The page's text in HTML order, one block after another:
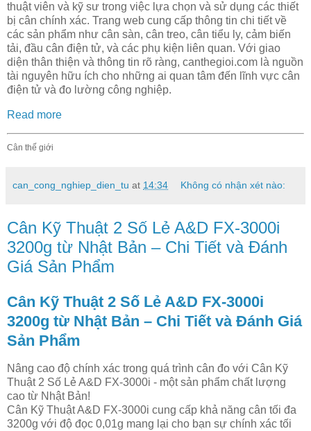
thuật viên và kỹ sư trong việc lựa chọn và sử dụng các thiết
bị cân chính xác. Trang web cung cấp thông tin chi tiết về
các sản phẩm như cân sàn, cân treo, cân tiểu ly, cảm biến
tải, đầu cân điện tử, và các phụ kiện liên quan. Với giao
diện thân thiện và thông tin rõ ràng, canthegioi.com là nguồn
tài nguyên hữu ích cho những ai quan tâm đến lĩnh vực cân
điện tử và đo lường công nghiệp.
Read more
Cân thế giới
can_cong_nghiep_dien_tu at 14:34 Không có nhận xét nào:
Cân Kỹ Thuật 2 Số Lẻ A&D FX-3000i
3200g từ Nhật Bản – Chi Tiết và Đánh
Giá Sản Phẩm
Cân Kỹ Thuật 2 Số Lẻ A&D FX-3000i
3200g từ Nhật Bản – Chi Tiết và Đánh Giá
Sản Phẩm
Nâng cao độ chính xác trong quá trình cân đo với Cân Kỹ
Thuật 2 Số Lẻ A&D FX-3000i - một sản phẩm chất lượng
cao từ Nhật Bản!
Cân Kỹ Thuật A&D FX-3000i cung cấp khả năng cân tối đa
3200g với độ đọc 0,01g mang lại cho bạn sự chính xác tối